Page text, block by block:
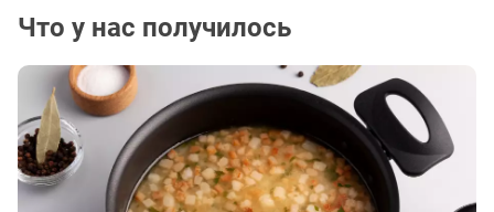
Что у нас получилось